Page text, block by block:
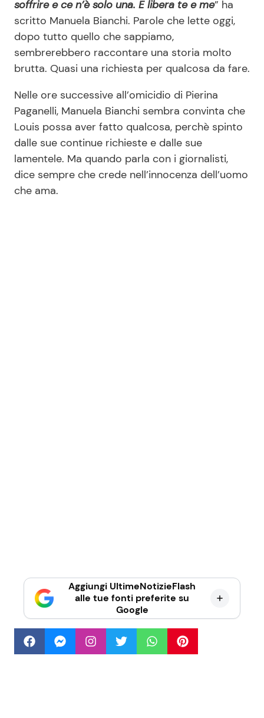
soffrire e ce n’è solo una. E libera te e me” ha
scritto Manuela Bianchi. Parole che lette oggi,
dopo tutto quello che sappiamo,
sembrerebbero raccontare una storia molto
brutta. Quasi una richiesta per qualcosa da fare.
Nelle ore successive all’omicidio di Pierina
Paganelli, Manuela Bianchi sembra convinta che
Louis possa aver fatto qualcosa, perchè spinto
dalle sue continue richieste e dalle sue
lamentele. Ma quando parla con i giornalisti,
dice sempre che crede nell’innocenza dell’uomo
che ama.
Aggiungi UltimeNotizieFlash
alle tue fonti preferite su
Google